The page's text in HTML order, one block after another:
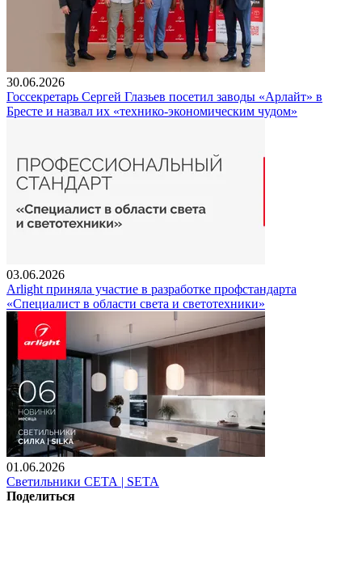
30.06.2026
Госсекретарь Сергей Глазьев посетил заводы «Арлайт» в
Бресте и назвал их «технико-экономическим чудом»
03.06.2026
Arlight приняла участие в разработке профстандарта
«Специалист в области света и светотехники»
01.06.2026
Светильники СЕТА | SETA
Поделиться